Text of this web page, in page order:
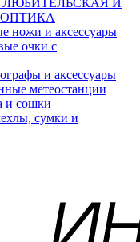
ЛЮБИТЕЛЬСКАЯ И
ножи и аксессуары
очки с
и аксессуары
метеостанции
и сошки
сумки и